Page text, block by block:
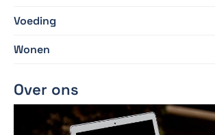
Voeding
Wonen
Over ons